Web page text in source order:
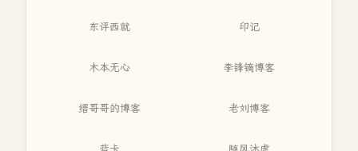
东评西就 印记
木本无心 李锋镝博客
缙哥哥的博客 老刘博客